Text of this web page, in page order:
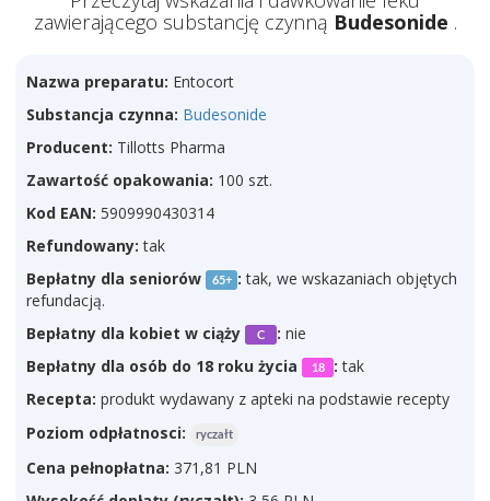
zawierającego substancję czynną Budesonide .
Nazwa preparatu: Entocort
Substancja czynna: Budesonide
Producent: Tillotts Pharma
Zawartość opakowania: 100 szt.
Kod EAN: 5909990430314
Refundowany: tak
Bepłatny dla seniorów
65+ : tak, we wskazaniach objętych
refundacją.
Bepłatny dla kobiet w ciąży
C : nie
Bepłatny dla osób do 18 roku życia
18 : tak
Recepta: produkt wydawany z apteki na podstawie recepty
Poziom odpłatnosci:
ryczałt
Cena pełnopłatna: 371,81 PLN